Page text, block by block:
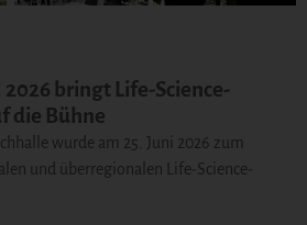
2026 bringt Life-Science-
die Bühne
wurde am 25. Juni 2026 zum
und überregionalen Life-Science-